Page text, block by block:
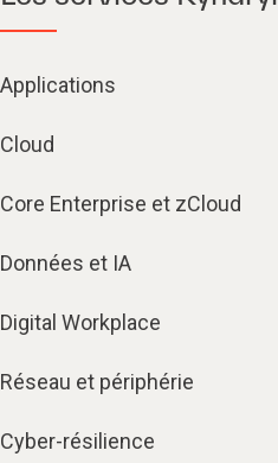
Applications
Cloud
Core Enterprise et zCloud
Données et IA
Digital Workplace
Réseau et périphérie
Cyber-résilience